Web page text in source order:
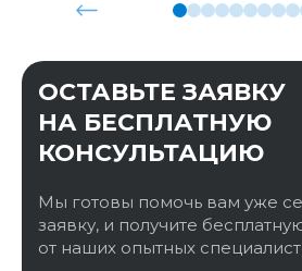
ОСТАВЬТЕ ЗАЯВКУ
НА БЕСПЛАТНУЮ
КОНСУЛЬТАЦИЮ
Мы готовы помочь вам уже
заявку, и получите
от наших опытных